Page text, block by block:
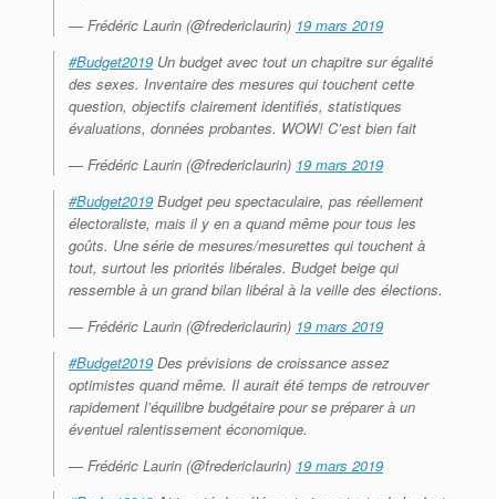
— Frédéric Laurin (@fredericlaurin) 19 mars 2019
#Budget2019 Un budget avec tout un chapitre sur égalité
des sexes. Inventaire des mesures qui touchent cette
question, objectifs clairement identifiés, statistiques
évaluations, données probantes. WOW! C’est bien fait
— Frédéric Laurin (@fredericlaurin) 19 mars 2019
#Budget2019 Budget peu spectaculaire, pas réellement
électoraliste, mais il y en a quand même pour tous les
goûts. Une série de mesures/mesurettes qui touchent à
tout, surtout les priorités libérales. Budget beige qui
ressemble à un grand bilan libéral à la veille des élections.
— Frédéric Laurin (@fredericlaurin) 19 mars 2019
#Budget2019 Des prévisions de croissance assez
optimistes quand même. Il aurait été temps de retrouver
rapidement l’équilibre budgétaire pour se préparer à un
éventuel ralentissement économique.
— Frédéric Laurin (@fredericlaurin) 19 mars 2019